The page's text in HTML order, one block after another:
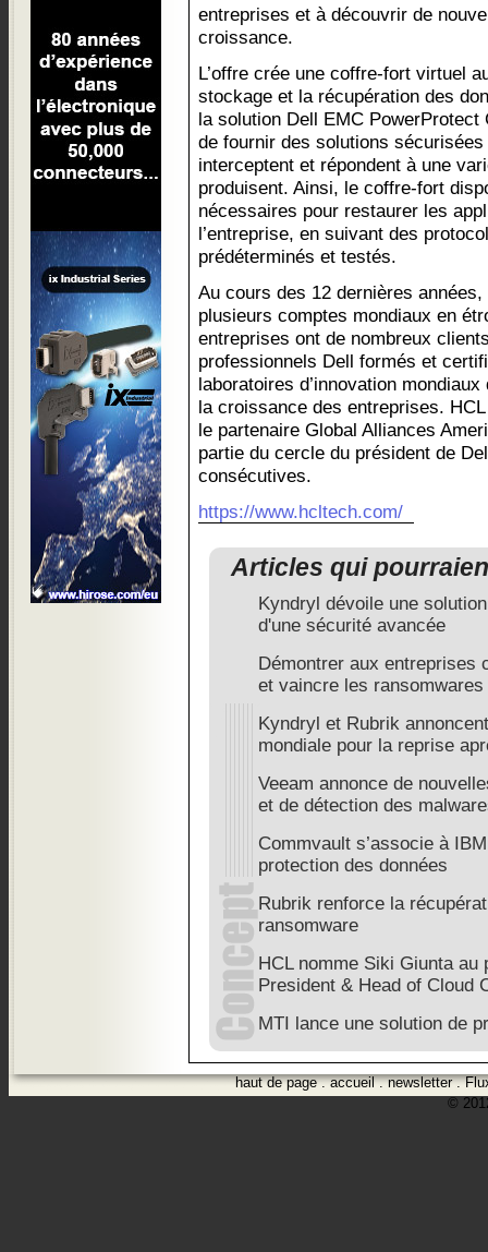
entreprises et à découvrir de
croissance.
L’offre crée une coffre-fort virtuel
stockage et la récupération des
la solution Dell EMC
de fournir des solutions
interceptent et répondent à une
produisent. Ainsi, le coffre-fort
nécessaires pour restaurer les
l’entreprise, en suivant des
prédéterminés et testés.
Au cours des 12 dernières
plusieurs comptes mondiaux en
entreprises ont de nombreux
professionnels Dell formés et
laboratoires d’innovation
la croissance des entreprises.
le partenaire Global Alliances
partie du cercle du président de
consécutives.
https://www.hcltech.com/
Articles qui
Kyndryl dévoile une
d'une sécurité avancée
Démontrer aux entreprises
et vaincre les ransomwares
Kyndryl et Rubrik
mondiale pour la reprise
Veeam annonce de
et de détection des
Commvault s’associe à
protection des données
Rubrik renforce la
ransomware
HCL nomme Siki Giunta au
President & Head of Cloud
MTI lance une solution de
haut de page.accueil.newsletter.
©